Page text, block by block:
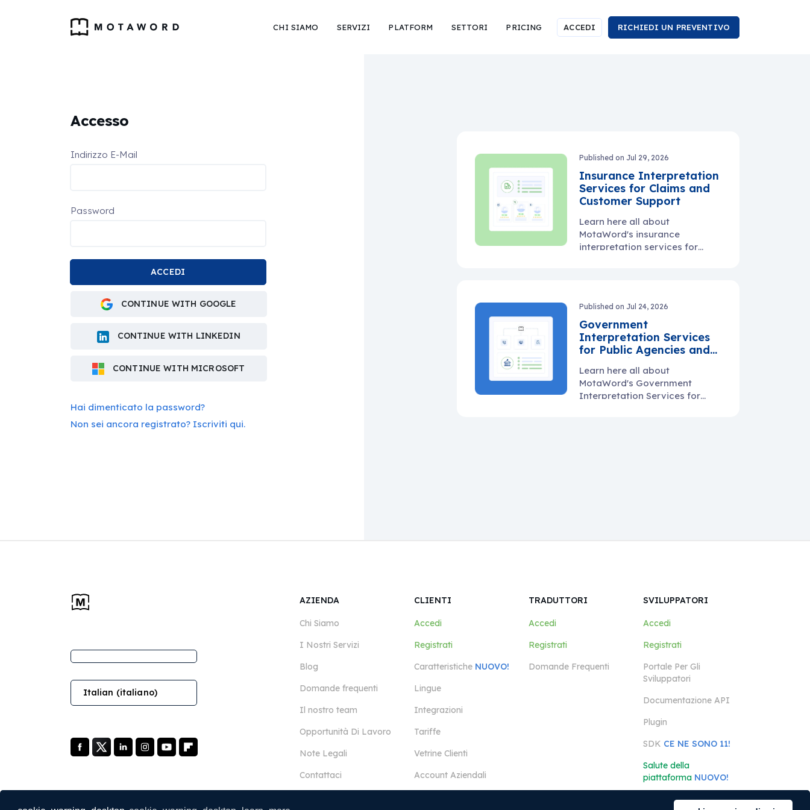
CHI SIAMO SERVIZI PLATFORM SETTORI PRICING ACCEDI RICHIEDI UN PREVENTIVO
Accesso
Indirizzo E-Mail
Password
CONTINUE WITH GOOGLE
CONTINUE WITH LINKEDIN
CONTINUE WITH MICROSOFT
Hai dimenticato la password?
Non sei ancora registrato? Iscriviti qui.
Published on Jul 29, 2026
Insurance Interpretation
Services for Claims and
Customer Support
Learn here all about
MotaWord's insurance
interpretation services for
Published on Jul 24, 2026
Government
Interpretation Services
for Public Agencies and
Community Programs
Learn here all about
MotaWord's Government
Interpretation Services for
Italian (italiano)
AZIENDA
Chi Siamo
I Nostri Servizi
Blog
Domande frequenti
Il nostro team
Opportunità Di Lavoro
Note Legali
Contattaci
CLIENTI
Accedi
Registrati
Caratteristiche NUOVO!
Lingue
Integrazioni
Tariffe
Vetrine Clienti
Account Aziendali
TRADUTTORI
Accedi
Registrati
Domande Frequenti
SVILUPPATORI
Accedi
Registrati
Portale Per Gli
Sviluppatori
Documentazione API
Plugin
SDK CE NE SONO 11!
Salute della
piattaforma NUOVO!